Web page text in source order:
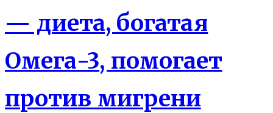
— диета, богатая
Омега-3, помогает
против мигрени